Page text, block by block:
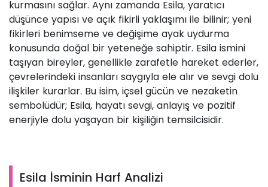
kurmasını sağlar. Aynı zamanda Esila, yaratıcı
düşünce yapısı ve açık fikirli yaklaşımı ile bilinir; yeni
fikirleri benimseme ve değişime ayak uydurma
konusunda doğal bir yeteneğe sahiptir. Esila ismini
taşıyan bireyler, genellikle zarafetle hareket ederler,
çevrelerindeki insanları saygıyla ele alır ve sevgi dolu
ilişkiler kurarlar. Bu isim, içsel gücün ve nezaketin
sembolüdür; Esila, hayatı sevgi, anlayış ve pozitif
enerjiyle dolu yaşayan bir kişiliğin temsilcisidir.
Esila İsminin Harf Analizi